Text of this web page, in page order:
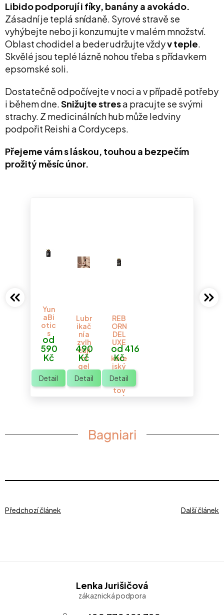
Libido podporují i fíky, banány a avokádo.
Zásadní je teplá snídaně. Syrové stravě se
vyhýbejte nebo ji konzumujte v malém množství.
Oblast chodidel a beder udržujte vždyv teple.
Skvělé jsou teplé lázně nohou třeba s přídavkem
epsomské soli.
Dostatečně odpočívejte v noci a v případě potřeby
i během dne.Snižujte stresa pracujte se svými
strachy. Z medicinálních hub může ledviny
podpořit Reishi a Cordyceps.
Přejeme vám s láskou, touhou a bezpečím
prožitý měsíc únor.
Yun
aBi
otic
s
od
590
Kč
Detail
Lubr
ikač
ní a
zvlh
čují
cí
gel
OuJ
éé
490
Kč
Detail
REB
ORN
DEL
UXE
-
kore
jský
fer
men
tov
aný
en
od 416
Kč
Detail
Bagniari
Předchozí článek Další článek
Lenka Jurišičová